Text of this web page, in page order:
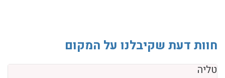
חוות דעת שקיבלנו על המקום
טליה